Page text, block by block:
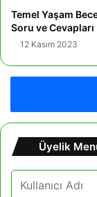
Temel Yaşam
Soru ve Cevapları
12 Kasım 2023
Üyelik